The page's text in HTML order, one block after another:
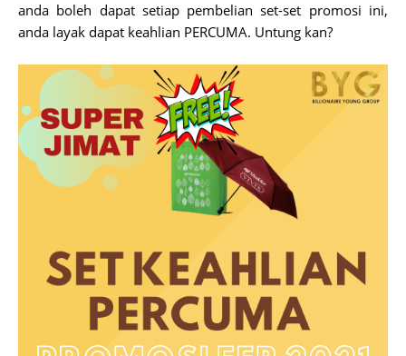
anda boleh dapat setiap pembelian set-set promosi ini,
anda layak dapat keahlian PERCUMA. Untung kan?